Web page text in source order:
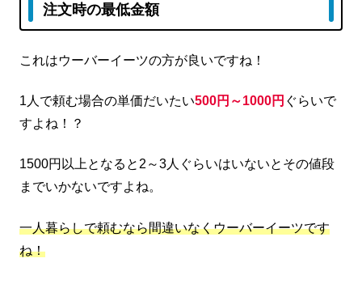
注文時の最低金額
これはウーバーイーツの方が良いですね！
1人で頼む場合の単価だいたい500円～1000円 ぐらいで
すよね！？
1500円以上となると2～3人ぐらいはいないとその値段
までいかないですよね。
一人暮らしで頼むなら間違いなくウーバーイーツです
ね！